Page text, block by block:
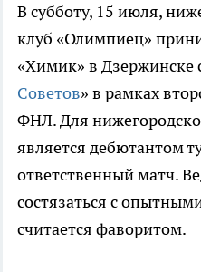
В субботу, 15 июля,
клуб «Олимпиец»
«Химик» в Дзержинске
Советов» в рамках
ФНЛ. Для
является дебютантом
ответственный матч.
состязаться с
считается фаворитом.